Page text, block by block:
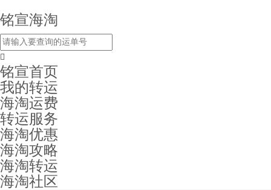
铭宣海淘
铭宣首页
我的转运
海淘运费
转运服务
海淘优惠
海淘攻略
海淘转运
海淘社区